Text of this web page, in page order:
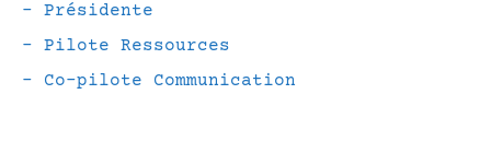
– Présidente
– Pilote Ressources
– Co-pilote Communication